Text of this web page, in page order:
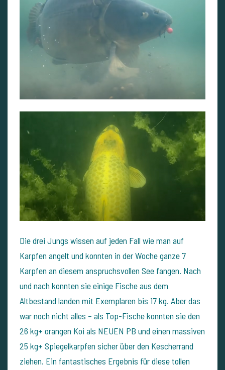
Die drei Jungs wissen auf jeden Fall wie man auf
Karpfen angelt und konnten in der Woche ganze 7
Karpfen an diesem anspruchsvollen See fangen. Nach
und nach konnten sie einige Fische aus dem
Altbestand landen mit Exemplaren bis 17 kg. Aber das
war noch nicht alles – als Top-Fische konnten sie den
26 kg+ orangen Koi als NEUEN PB und einen massiven
25 kg+ Spiegelkarpfen sicher über den Kescherrand
ziehen. Ein fantastisches Ergebnis für diese tollen